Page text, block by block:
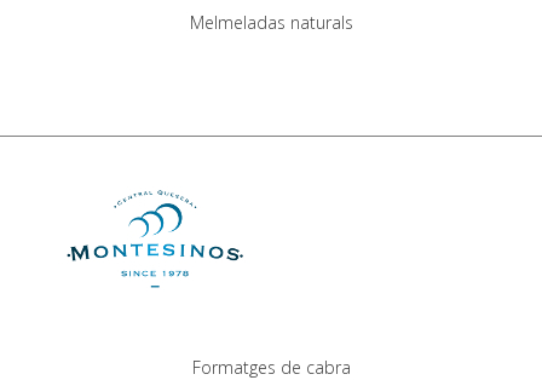
Melmeladas naturals
Formatges de cabra